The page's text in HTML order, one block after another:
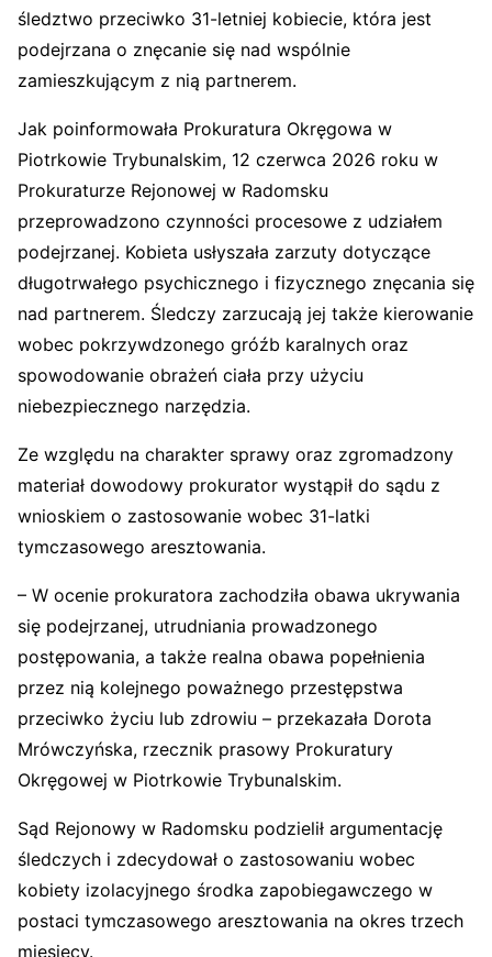
śledztwo przeciwko 31-letniej kobiecie, która jest
podejrzana o znęcanie się nad wspólnie
zamieszkującym z nią partnerem.
Jak poinformowała Prokuratura Okręgowa w
Piotrkowie Trybunalskim, 12 czerwca 2026 roku w
Prokuraturze Rejonowej w Radomsku
przeprowadzono czynności procesowe z udziałem
podejrzanej. Kobieta usłyszała zarzuty dotyczące
długotrwałego psychicznego i fizycznego znęcania się
nad partnerem. Śledczy zarzucają jej także kierowanie
wobec pokrzywdzonego gróźb karalnych oraz
spowodowanie obrażeń ciała przy użyciu
niebezpiecznego narzędzia.
Ze względu na charakter sprawy oraz zgromadzony
materiał dowodowy prokurator wystąpił do sądu z
wnioskiem o zastosowanie wobec 31-latki
tymczasowego aresztowania.
– W ocenie prokuratora zachodziła obawa ukrywania
się podejrzanej, utrudniania prowadzonego
postępowania, a także realna obawa popełnienia
przez nią kolejnego poważnego przestępstwa
przeciwko życiu lub zdrowiu – przekazała Dorota
Mrówczyńska, rzecznik prasowy Prokuratury
Okręgowej w Piotrkowie Trybunalskim.
Sąd Rejonowy w Radomsku podzielił argumentację
śledczych i zdecydował o zastosowaniu wobec
kobiety izolacyjnego środka zapobiegawczego w
postaci tymczasowego aresztowania na okres trzech
miesięcy.